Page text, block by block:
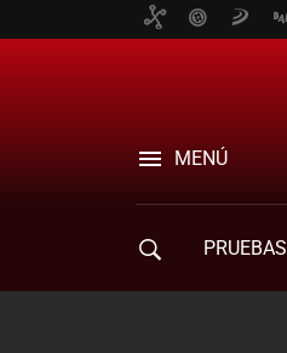
MENÚ
PRUEBAS